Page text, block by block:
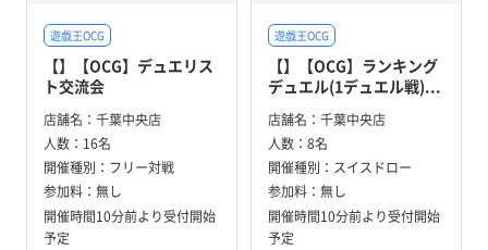
遊戯王OCG
【】【OCG】デュエリス
ト交流会
店舗名： 千葉中央店
人数： 16名
開催種別： フリー対戦
参加料： 無し
開催時間10分前より受付開始
予定
遊戯王OCG
【】【OCG】ランキング
デュエル(1デュエル戦)...
店舗名： 千葉中央店
人数： 8名
開催種別： スイスドロー
参加料： 無し
開催時間10分前より受付開始
予定